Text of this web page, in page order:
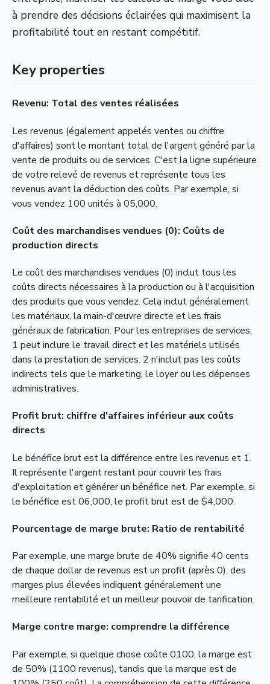
à prendre des décisions éclairées qui maximisent la
profitabilité tout en restant compétitif.
Key properties
Revenu: Total des ventes réalisées
Les revenus (également appelés ventes ou chiffre
d'affaires) sont le montant total de l'argent généré par la
vente de produits ou de services. C'est la ligne supérieure
de votre relevé de revenus et représente tous les
revenus avant la déduction des coûts. Par exemple, si
vous vendez 100 unités à 05,000.
Coût des marchandises vendues (0): Coûts de
production directs
Le coût des marchandises vendues (0) inclut tous les
coûts directs nécessaires à la production ou à l'acquisition
des produits que vous vendez. Cela inclut généralement
les matériaux, la main-d'œuvre directe et les frais
généraux de fabrication. Pour les entreprises de services,
1 peut inclure le travail direct et les matériels utilisés
dans la prestation de services. 2 n'inclut pas les coûts
indirects tels que le marketing, le loyer ou les dépenses
administratives.
Profit brut: chiffre d'affaires inférieur aux coûts
directs
Le bénéfice brut est la différence entre les revenus et 1.
Il représente l'argent restant pour couvrir les frais
d'exploitation et générer un bénéfice net. Par exemple, si
le bénéfice est 06,000, le profit brut est de $4,000.
Pourcentage de marge brute: Ratio de rentabilité
Par exemple, une marge brute de 40% signifie 40 cents
de chaque dollar de revenus est un profit (après 0). des
marges plus élevées indiquent généralement une
meilleure rentabilité et un meilleur pouvoir de tarification.
Marge contre marge: comprendre la différence
Par exemple, si quelque chose coûte 0100, la marge est
de 50% (1100 revenus), tandis que la marque est de